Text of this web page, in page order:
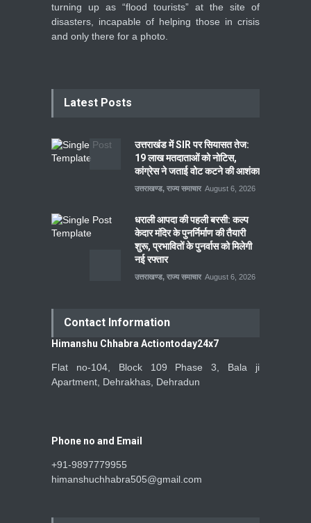
turning up as “flood tourists” at the site of
disasters, incapable of helping those in crisis
and only there for a photo.
Latest Posts
उत्तराखंड में SIR पर सियासत तेज:
19 लाख मतदाताओं को नोटिस,
कांग्रेस ने जताई वोट कटने की आशंका
उत्तराखण्ड, राज्य समाचार August 6, 2026
धराली आपदा की पहली बरसी: कल्प
केदार मंदिर के पुनर्निर्माण की तैयारी
शुरू, प्रभावितों के पुनर्वास को मिलेगी
नई रफ्तार
उत्तराखण्ड, राज्य समाचार August 6, 2026
Contact Information
Himanshu Chhabra Actiontoday24x7
Flat no-104, Block 109 Phase 3, Bala ji
Apartment, Dehrakhas, Dehradun
Phone no and Email
+91-9897779955
himanshuchhabra505@gmail.com